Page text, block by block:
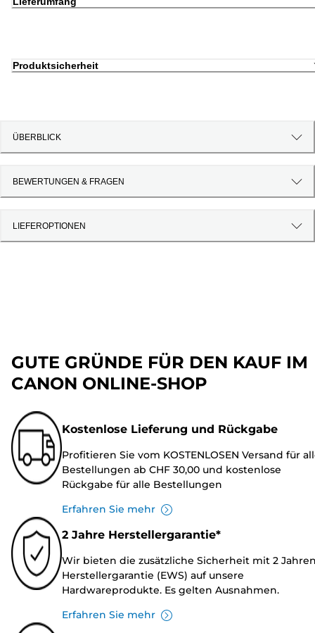
Produktsicherheit
ÜBERBLICK
BEWERTUNGEN & FRAGEN
LIEFEROPTIONEN
GUTE GRÜNDE FÜR DEN KAUF IM
CANON ONLINE-SHOP
Kostenlose Lieferung und Rückgabe
Profitieren Sie vom KOSTENLOSEN Versand für
Bestellungen ab CHF 30,00 und kostenlose
Rückgabe für alle Bestellungen
Erfahren Sie mehr
2 Jahre Herstellergarantie*
Wir bieten die zusätzliche Sicherheit mit 2
Herstellergarantie (EWS) auf unsere
Hardwareprodukte. Es gelten Ausnahmen.
Erfahren Sie mehr